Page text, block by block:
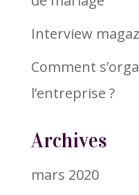
Interview
Comment
l’entreprise ?
Archives
mars 2020